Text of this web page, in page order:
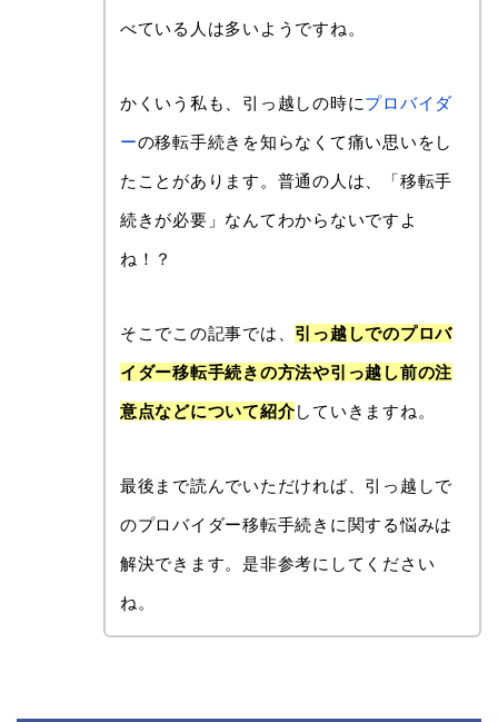
べている人は多いようですね。
かくいう私も、引っ越しの時にプロバイダ
ーの移転手続きを知らなくて痛い思いをし
たことがあります。普通の人は、「移転手
続きが必要」なんてわからないですよ
ね！？
そこでこの記事では、 引っ越しでのプロバ
イダー移転手続きの方法や引っ越し前の注
意点などについて紹介していきますね。
最後まで読んでいただければ、引っ越しで
のプロバイダー移転手続きに関する悩みは
解決できます。是非参考にしてください
ね。